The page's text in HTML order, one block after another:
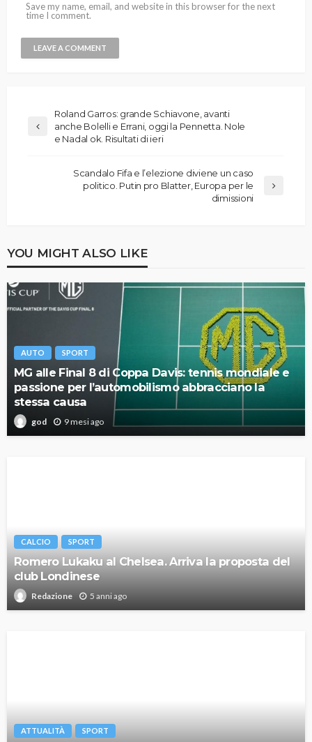
Save my name, email, and website in this browser for the next
time I comment.
Roland Garros: grande Schiavone, avanti
anche Bolelli e Errani, oggi la Pennetta. Nole
e Nadal ok. Risultati di ieri
Scandalo Fifa e l’elezione diviene un caso
politico. Putin pro Blatter, Europa per le
dimissioni
YOU MIGHT ALSO LIKE
AUTO SPORT
MG alle Final 8 di Coppa Davis: tennis mondiale e
passione per l’automobilismo abbracciano la
stessa causa
god 9 mesi ago
CALCIO SPORT
Romero Lukaku al Chelsea. Arriva la proposta del
club Londinese
Redazione 5 anni ago
ATTUALITÀ SPORT